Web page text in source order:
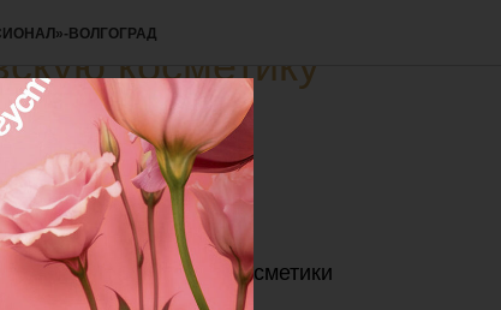
ВОЛГОГРАД
косметику
французской косметики